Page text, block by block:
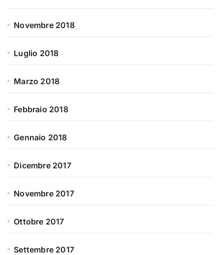
Novembre 2018
Luglio 2018
Marzo 2018
Febbraio 2018
Gennaio 2018
Dicembre 2017
Novembre 2017
Ottobre 2017
Settembre 2017